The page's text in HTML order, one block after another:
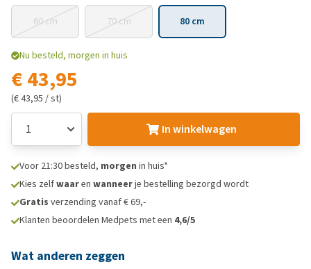
60 cm 70 cm 80 cm
Nu besteld, morgen in huis
€ 43,95
(€ 43,95 / st)
In winkelwagen
Voor 21:30 besteld, morgen in huis*
Kies zelfwaaren wanneerje bestelling bezorgd wordt
Gratis verzending vanaf € 69,-
Klanten beoordelen Medpets met een 4,6/5
Wat anderen zeggen